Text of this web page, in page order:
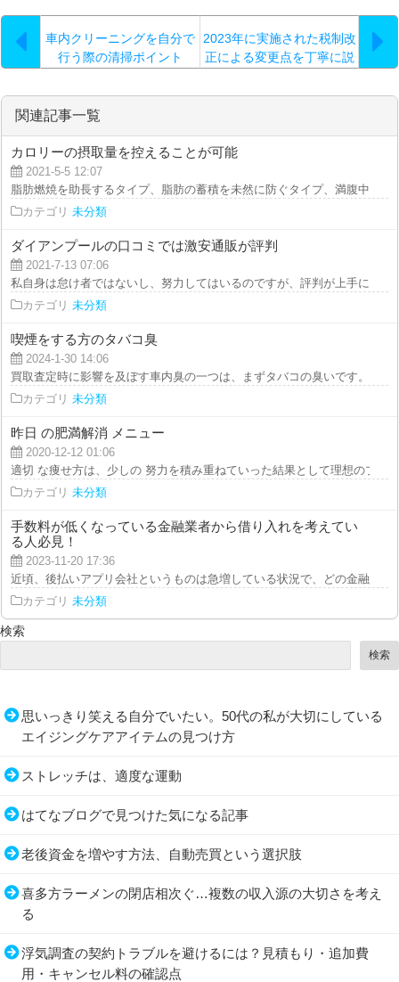
車内クリーニングを自分で
行う際の清掃ポイント
2023年に実施された税制改
正による変更点を丁寧に説
関連記事一覧
カロリーの摂取量を控えることが可能
2021-5-5 12:07
脂肪燃焼を助長するタイプ、脂肪の蓄積を未然に防ぐタイプ、満腹中枢を
カテゴリ 未分類
ダイアンプールの口コミでは激安通販が評判
2021-7-13 07:06
私自身は怠け者ではないし、努力してはいるのですが、評判が上手に回せ
カテゴリ 未分類
喫煙をする方のタバコ臭
2024-1-30 14:06
買取査定時に影響を及ぼす車内臭の一つは、まずタバコの臭いです。 タ
カテゴリ 未分類
昨日 の肥満解消 メニュー
2020-12-12 01:06
適切 な痩せ方は、少しの 努力を積み重ねていった結果として理想のプロ
カテゴリ 未分類
手数料が低くなっている金融業者から借り入れを考えてい
る人必見！
2023-11-20 17:36
近頃、後払いアプリ会社というものは急増している状況で、どの金融会社
カテゴリ 未分類
検索
検索
思いっきり笑える自分でいたい。50代の私が大切にしている
エイジングケアアイテムの見つけ方
ストレッチは、適度な運動
はてなブログで見つけた気になる記事
老後資金を増やす方法、自動売買という選択肢
喜多方ラーメンの閉店相次ぐ…複数の収入源の大切さを考え
る
浮気調査の契約トラブルを避けるには？見積もり・追加費
用・キャンセル料の確認点